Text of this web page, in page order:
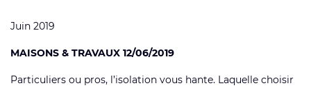
Juin 2019
MAISONS & TRAVAUX 12/06/2019
Particuliers ou pros, l’isolation vous hante. Laquelle choisir